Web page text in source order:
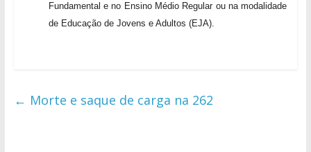
Fundamental e no Ensino Médio Regular ou na modalidade
de Educação de Jovens e Adultos (EJA).
← Morte e saque de carga na 262